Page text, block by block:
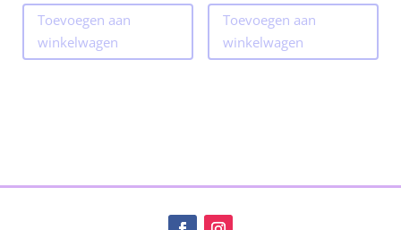
Toevoegen aan
winkelwagen
Toevoegen aan
winkelwagen